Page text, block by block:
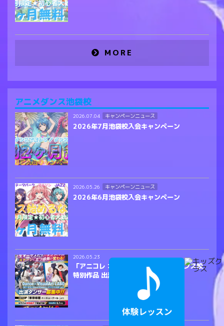
MORE
アニメダンス池袋校
2026.07.04 キャンペーンニュース
2026年7月池袋校入会キャンペーン
2026.05.26 キャンペーンニュース
2026年6月池袋校入会キャンペーン
2026.05.23
「アニコレ オーケストラ2」アニメダンス校
特別作品 出演者募集のご案内